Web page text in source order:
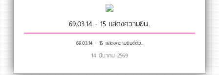
69.03.14 - 15 แสดงความยิน..
69.03.14 - 15 แสดงความยินดีตัว..
14 มีนาคม 2569